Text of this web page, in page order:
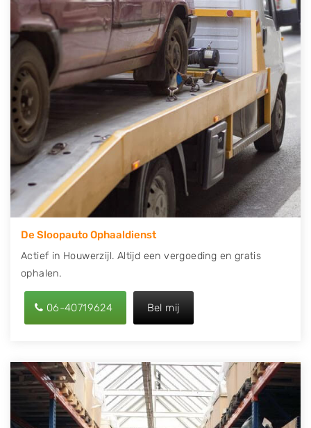
contact op of maak een terugbelafspraak. Wilt u
direct een tweedehands auto onderdelen offerte
aanvragen? Dat kan via de Onderdelenlijn! Vul uw
kenteken in en druk op verzenden.
Wij kunnen u helpen met de inkoop van auto's van
eigenlijk alle merken, zoals Alfa Romeo, Audi, BMW,
Chevrolet, Citroën, Dacia, Fiat, Ford, Honda, Hyundai,
Kia, Mazda, Mercedes Benz, Mitsubishi, Nissan, Opel,
Peugeot, Porsche, Renault, Seat, Skoda, Suzuki, Tesla,
Toyota, Volkswagen en Volvo.
De Sloopauto Ophaaldienst
Actief in Houwerzijl. Altijd een vergoeding en gratis
ophalen.
06-40719624 Bel mij